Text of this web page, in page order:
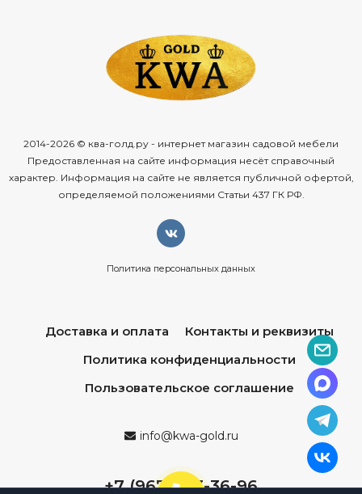
2014-2026 © ква-голд.ру - интернет магазин садовой мебели
Предоставленная на сайте информация несёт справочный
характер. Информация на сайте не является публичной офертой,
определяемой положениями Статьи 437 ГК РФ.
Политика персональных данных
Доставка и оплата
Контакты и реквизиты
Политика конфиденциальности
Пользовательское соглашение
info@kwa-gold.ru
+7 (967) 013-36-96